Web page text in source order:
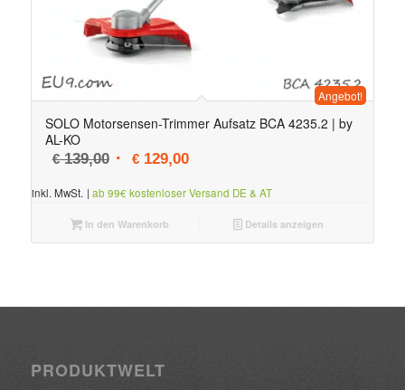
SOLO Motorsensen-Trimmer Aufsatz BCA 4235.2 | by
AL-KO
€139,00 Ursprünglicher Preis war: € 139,00
€129,00Aktueller Preis ist: € 129,00.
Angebot!
inkl. MwSt. | ab 99€ kostenloser Versand DE & AT
In den Warenkorb Details anzeigen
PRODUKTWELT